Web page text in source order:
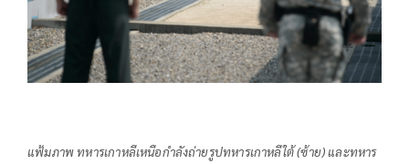
แฟ้มภาพ ทหารเกาหลีเหนือกำลังถ่ายรูปทหารเกาหลีใต้ (ซ้าย) และทหาร